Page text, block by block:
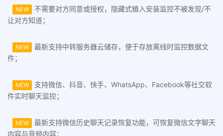
NEW
不需要对方同意或授权，隐藏式植入安装监控不被发现/不
让对方知道；
NEW
最新支持中转服务器云储存，便于存放离线时监控数据文
件；
NEW
支持微信、抖音、快手、WhatsApp、Facebook等社交软
件实时聊天监控；
NEW
最新支持微信历史聊天记录恢复功能，可恢复微信文字聊天
内容与音频内容；